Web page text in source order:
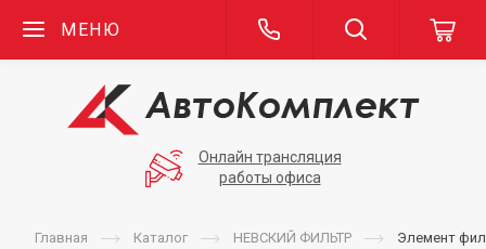
МЕНЮ
Онлайн трансляция
работы офиса
Главная Каталог НЕВСКИЙ ФИЛЬТР Элемент